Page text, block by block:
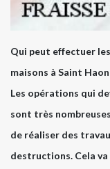
Qui peut effectuer
maisons à Saint Haon
Les opérations qui
sont très
de réaliser des
destructions. Cela va